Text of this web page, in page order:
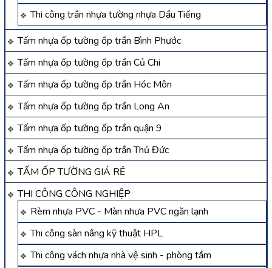
Thi công trần nhựa tường nhựa Dầu Tiếng
Tấm nhựa ốp tường ốp trần Bình Phước
Tấm nhựa ốp tường ốp trần Củ Chi
Tấm nhựa ốp tường ốp trần Hóc Môn
Tấm nhựa ốp tường ốp trần Long An
Tấm nhựa ốp tường ốp trần quận 9
Tấm nhựa ốp tường ốp trần Thủ Đức
TẤM ỐP TƯỜNG GIÁ RẺ
THI CÔNG CÔNG NGHIỆP
Rèm nhựa PVC - Màn nhựa PVC ngăn lạnh
Thi công sàn nâng kỹ thuật HPL
Thi công vách nhựa nhà vệ sinh - phòng tắm